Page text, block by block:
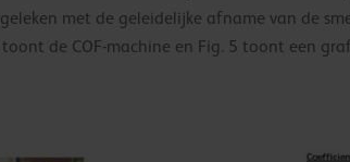
met de geleidelijke afname van de
de COF-machine en Fig. 5 toont een